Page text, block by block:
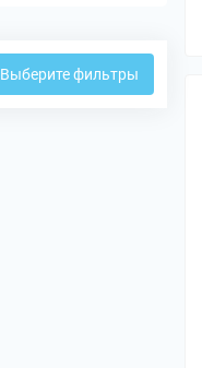
Выберите фильтры